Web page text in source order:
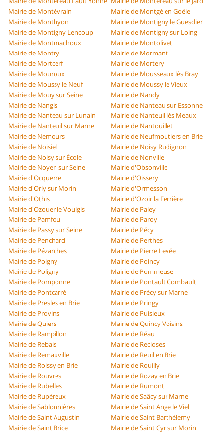
Mairie de Montévrain
Mairie de Montgé en Goële
Mairie de Monthyon
Mairie de Montigny le Guesdier
Mairie de Montigny Lencoup
Mairie de Montigny sur Loing
Mairie de Montmachoux
Mairie de Montolivet
Mairie de Montry
Mairie de Mormant
Mairie de Mortcerf
Mairie de Mortery
Mairie de Mouroux
Mairie de Mousseaux lès Bray
Mairie de Moussy le Neuf
Mairie de Moussy le Vieux
Mairie de Mouy sur Seine
Mairie de Nandy
Mairie de Nangis
Mairie de Nanteau sur Essonne
Mairie de Nanteau sur Lunain
Mairie de Nanteuil lès Meaux
Mairie de Nanteuil sur Marne
Mairie de Nantouillet
Mairie de Nemours
Mairie de Neufmoutiers en Brie
Mairie de Noisiel
Mairie de Noisy Rudignon
Mairie de Noisy sur École
Mairie de Nonville
Mairie de Noyen sur Seine
Mairie d'Obsonville
Mairie d'Ocquerre
Mairie d'Oissery
Mairie d'Orly sur Morin
Mairie d'Ormesson
Mairie d'Othis
Mairie d'Ozoir la Ferrière
Mairie d'Ozouer le Voulgis
Mairie de Paley
Mairie de Pamfou
Mairie de Paroy
Mairie de Passy sur Seine
Mairie de Pécy
Mairie de Penchard
Mairie de Perthes
Mairie de Pézarches
Mairie de Pierre Levée
Mairie de Poigny
Mairie de Poincy
Mairie de Poligny
Mairie de Pommeuse
Mairie de Pomponne
Mairie de Pontault Combault
Mairie de Pontcarré
Mairie de Précy sur Marne
Mairie de Presles en Brie
Mairie de Pringy
Mairie de Provins
Mairie de Puisieux
Mairie de Quiers
Mairie de Quincy Voisins
Mairie de Rampillon
Mairie de Réau
Mairie de Rebais
Mairie de Recloses
Mairie de Remauville
Mairie de Reuil en Brie
Mairie de Roissy en Brie
Mairie de Rouilly
Mairie de Rouvres
Mairie de Rozay en Brie
Mairie de Rubelles
Mairie de Rumont
Mairie de Rupéreux
Mairie de Saâcy sur Marne
Mairie de Sablonnières
Mairie de Saint Ange le Viel
Mairie de Saint Augustin
Mairie de Saint Barthélemy
Mairie de Saint Brice
Mairie de Saint Cyr sur Morin